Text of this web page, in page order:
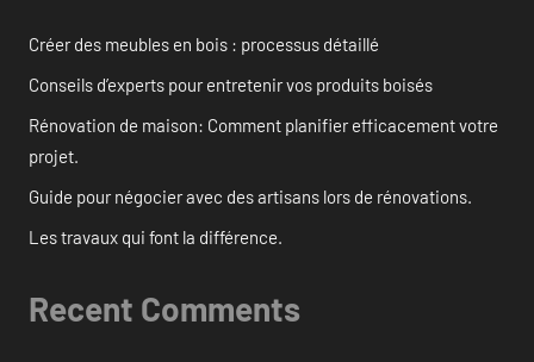
Créer des meubles en bois : processus détaillé
Conseils d’experts pour entretenir vos produits boisés
Rénovation de maison: Comment planifier efficacement votre
projet.
Guide pour négocier avec des artisans lors de rénovations.
Les travaux qui font la différence.
Recent Comments